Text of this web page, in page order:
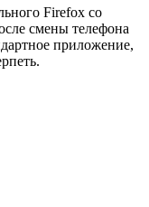
Firefox со
смены телефона
приложение,